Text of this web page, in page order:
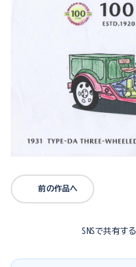
前の作品へ
SNSで共有する